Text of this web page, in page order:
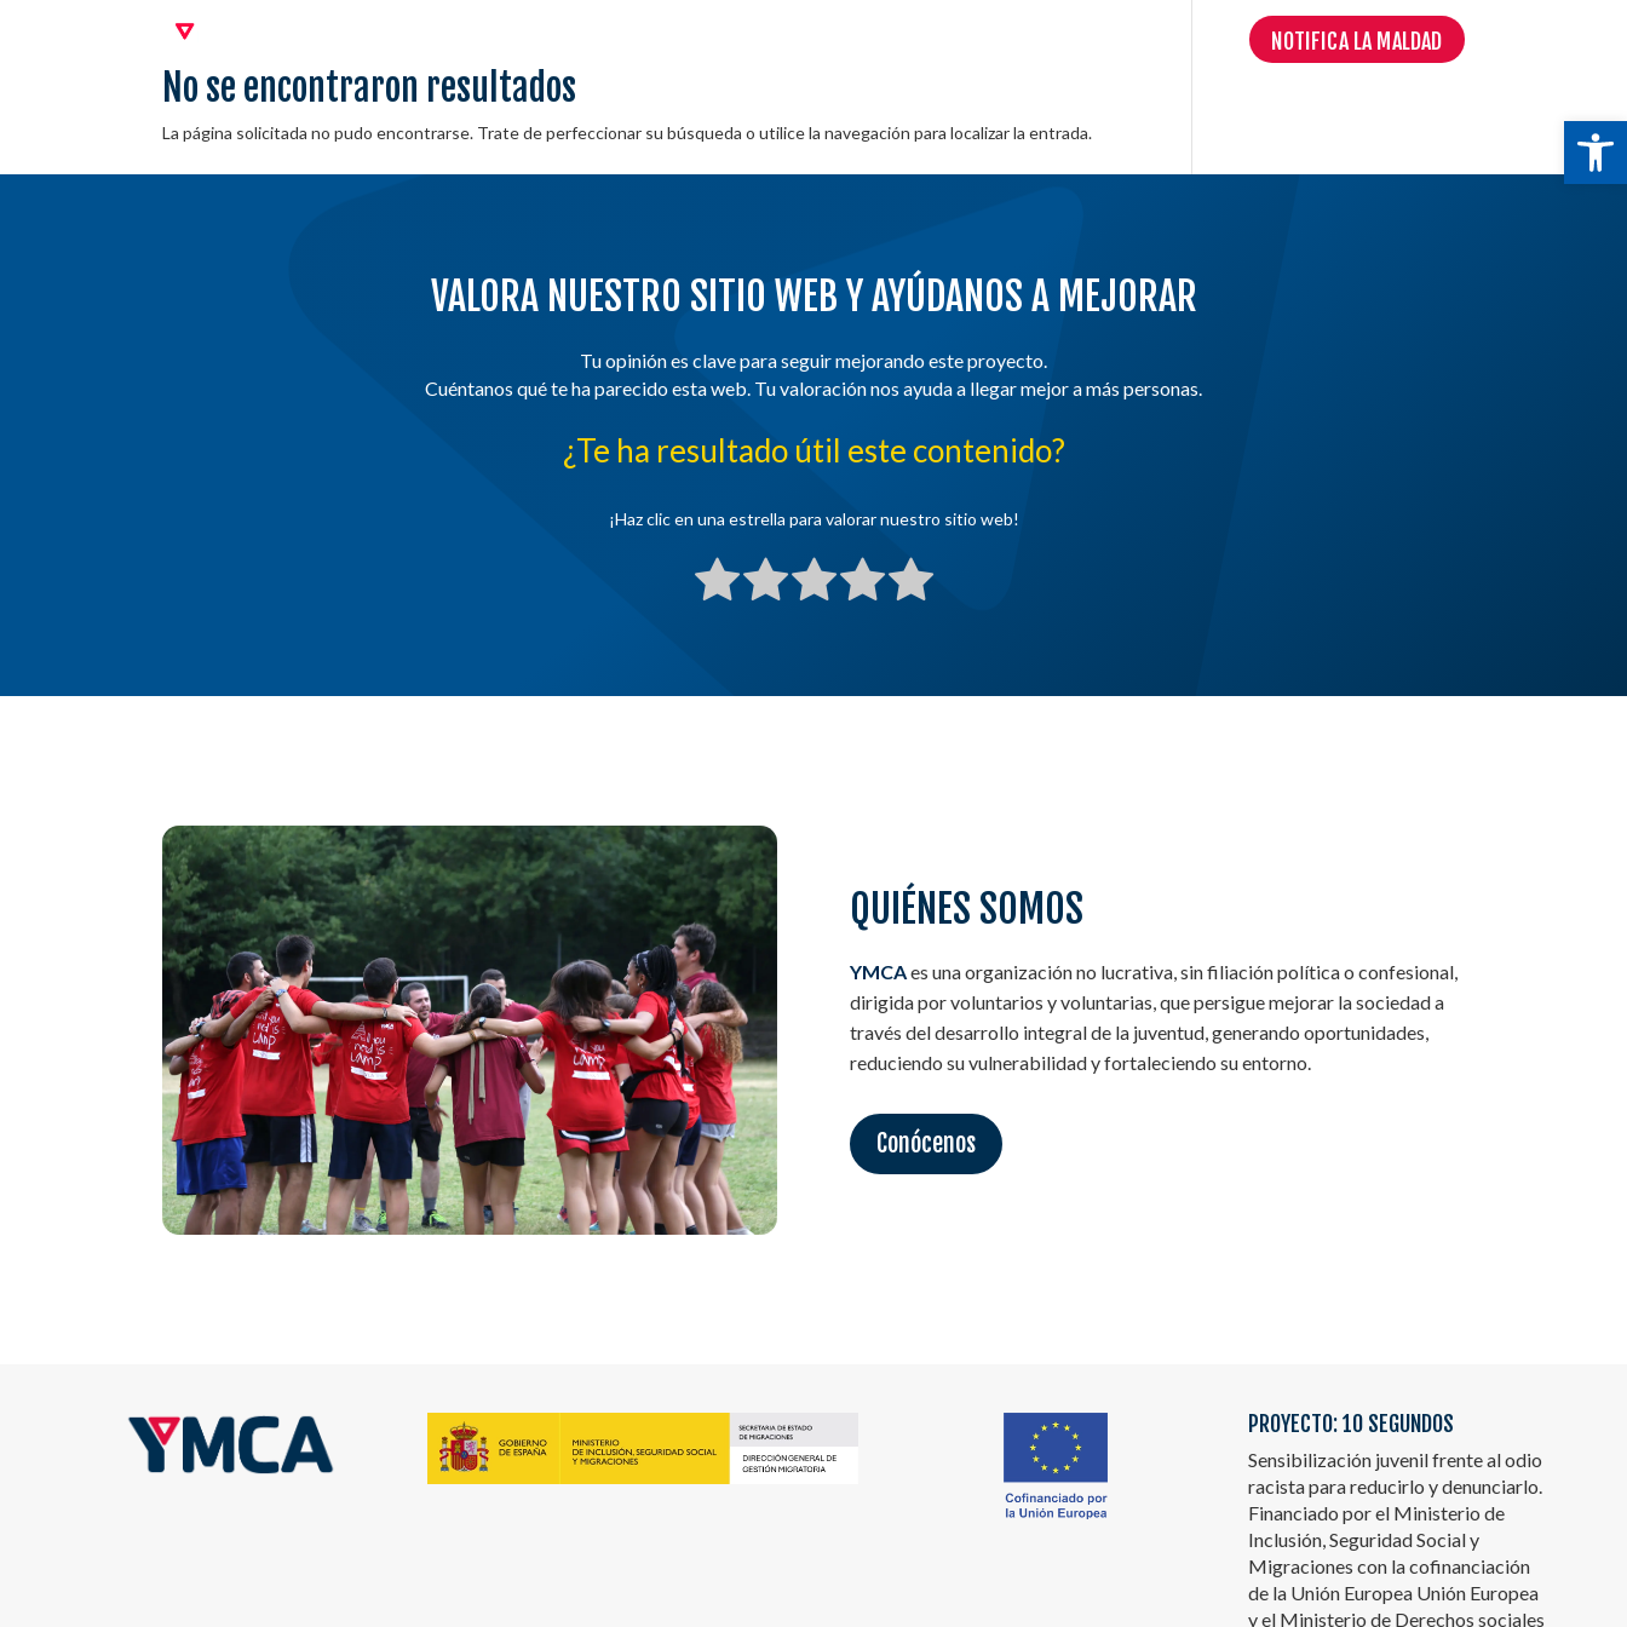
NOTIFICA LA MALDAD
No se encontraron resultados
La página solicitada no pudo encontrarse. Trate de perfeccionar su búsqueda o utilice la navegación para localizar la entrada.
VALORA NUESTRO SITIO WEB Y AYÚDANOS A MEJORAR
Tu opinión es clave para seguir mejorando este proyecto.
Cuéntanos qué te ha parecido esta web. Tu valoración nos ayuda a llegar mejor a más personas.
¿Te ha resultado útil este contenido?
¡Haz clic en una estrella para valorar nuestro sitio web!
QUIÉNES SOMOS
YMCAes una organización no lucrativa, sin filiación política o confesional,
dirigida por voluntarios y voluntarias, que persigue mejorar la sociedad a
través del desarrollo integral de la juventud, generando oportunidades,
reduciendo su vulnerabilidad y fortaleciendo su entorno.
Conócenos
PROYECTO: 10 SEGUNDOS
Sensibilización juvenil frente al odio
racista para reducirlo y denunciarlo.
Financiado por el Ministerio de
Inclusión, Seguridad Social y
Migraciones con la cofinanciación
de la Unión Europea Unión Europea
y el Ministerio de Derechos sociales